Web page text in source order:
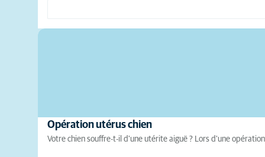
Opération utérus chien
Votre chien souffre-t-il d'une utérite aiguë ? Lors d'une